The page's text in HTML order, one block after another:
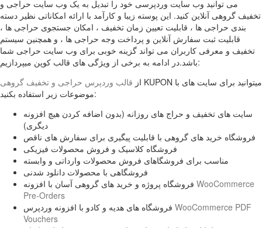
می توانید وب سایت وردپرسی خود را تبدیل به یک وب سایت حراجی و
تخفیف گروهی آنلاین کنید. این پوسته زیبا و کارآمد با ارائه امکاناتی نظیر دسته
بندی حراجی ها ، قابلیت تعیین زمان تخفیف ، امکان جستجوی حراجی ها ،
قابلیت ثبت سفارش آنلاین و پرداخت وجه حراجی ها ، و همچنین سیستم
تخفیف و معرفی کاربران می تواند گزینه خوبی برای وب سایت حراجی شما
باشد.در ادامه به برخی از ویژگی های قالب کوپن میپردازیم:
از قالب وردپرس حراجی و تخفیف گروهی
KUPON میتوانید برای سایت های با
موضوعات زیر استفاده بکنید:
سایت های تخفیف و حراج های روزانه (بدون اضافه کردن هیچ افزونه
دیگری)
فروشگاه خرید های گروهی با قابلیت پیگیری برای سفارش های ناقص
فروشگاه کلاسیک و فروش محصولات فیزیکی
مناسب برای فروشگاهای فروش محصولات وارداتی و وابسته
فروشگاهی با محصولات دانلود شدنی
WooCommerce
Pre-Orders
WooCommerce PDF
Vouchers